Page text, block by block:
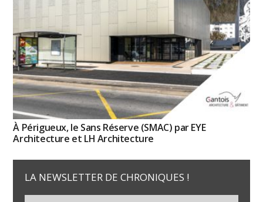
À Périgueux, le Sans Réserve (SMAC) par EYE
Architecture et LH Architecture
LA NEWSLETTER DE CHRONIQUES !